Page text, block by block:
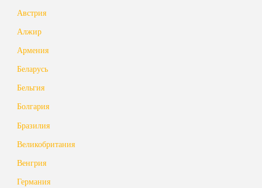
Австрия
Алжир
Армения
Беларусь
Бельгия
Болгария
Бразилия
Великобритания
Венгрия
Германия